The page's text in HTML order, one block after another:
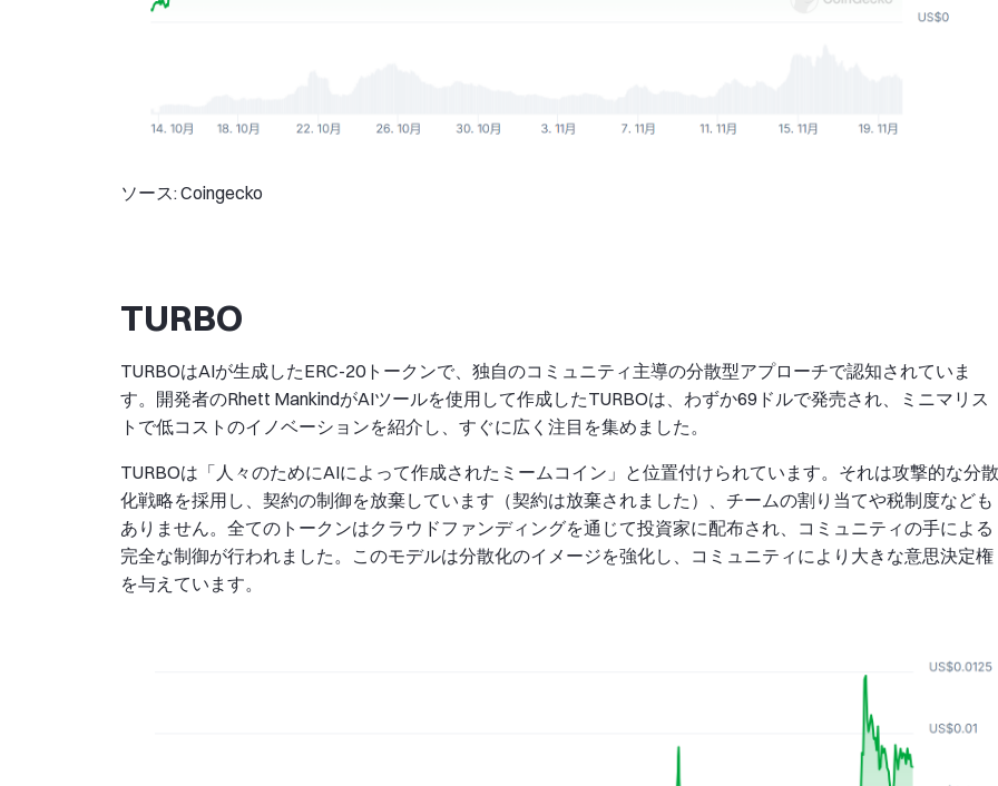
ソース: Coingecko
TURBO
TURBOはAIが生成したERC-20トークンで、独自のコミュニティ主導の分散型アプローチで認知されていま
す。開発者のRhett MankindがAIツールを使用して作成したTURBOは、わずか69ドルで発売され、ミニマリス
トで低コストのイノベーションを紹介し、すぐに広く注目を集めました。
TURBOは「人々のためにAIによって作成されたミームコイン」と位置付けられています。それは攻撃的な分散
化戦略を採用し、契約の制御を放棄しています（契約は放棄されました）、チームの割り当てや税制度なども
ありません。全てのトークンはクラウドファンディングを通じて投資家に配布され、コミュニティの手による
完全な制御が行われました。このモデルは分散化のイメージを強化し、コミュニティにより大きな意思決定権
を与えています。